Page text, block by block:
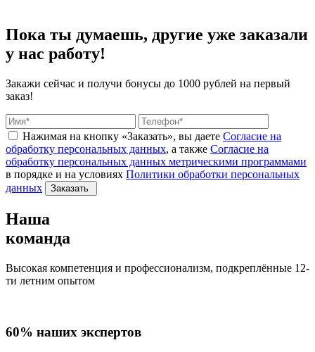
Пока ты думаешь, другие уже заказали
у нас работу!
Закажи сейчас и получи бонусы до 1000 рублей на первый
заказ!
Нажимая на кнопку «Заказать», вы даете Согласие на
обработку персональных данных, а также Согласие на
обработку персональных данных метрическими программами
в порядке и на условиях Политики обработки персональных
данных
Заказать
Наша
команда
Высокая компетенция и профессионализм, подкреплённые 12-
ти летним опытом
60% наших экспертов